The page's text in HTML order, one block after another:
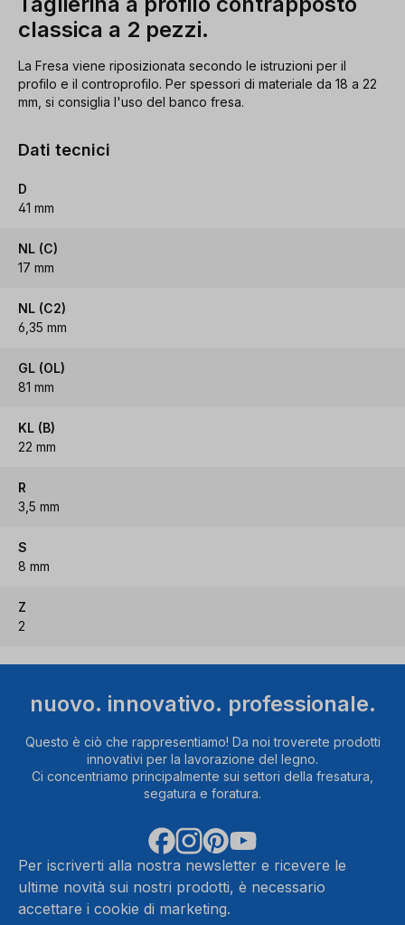
classica a 2 pezzi.
La Fresa viene riposizionata secondo le istruzioni per il
profilo e il controprofilo. Per spessori di materiale da 18 a 22
mm, si consiglia l'uso del banco fresa.
Dati tecnici
D
41 mm
NL (C)
17 mm
NL (C2)
6,35 mm
GL (OL)
81 mm
KL (B)
22 mm
R
3,5 mm
S
8 mm
Z
2
nuovo. innovativo. professionale.
Questo è ciò che rappresentiamo! Da noi troverete prodotti
innovativi per la lavorazione del legno.
Ci concentriamo principalmente sui settori della fresatura,
segatura e foratura.
Per iscriverti alla nostra newsletter e ricevere le
ultime novità sui nostri prodotti, è necessario
accettare i cookie di marketing.